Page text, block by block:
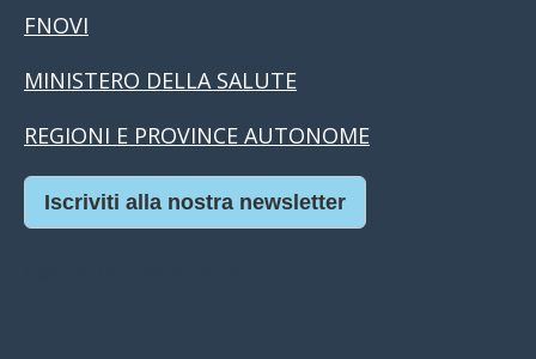
FNOVI
MINISTERO DELLA SALUTE
REGIONI E PROVINCE AUTONOME
Iscriviti alla nostra newsletter